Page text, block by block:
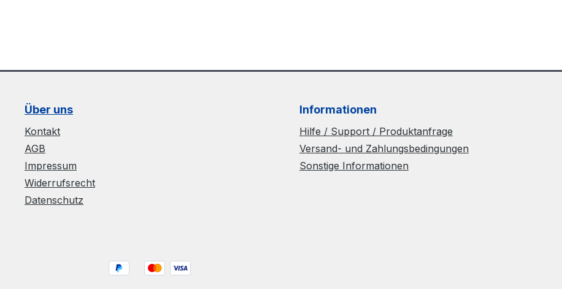
Über uns
Kontakt
AGB
Impressum
Widerrufsrecht
Datenschutz
Informationen
Hilfe / Support / Produktanfrage
Versand- und Zahlungsbedingungen
Sonstige Informationen